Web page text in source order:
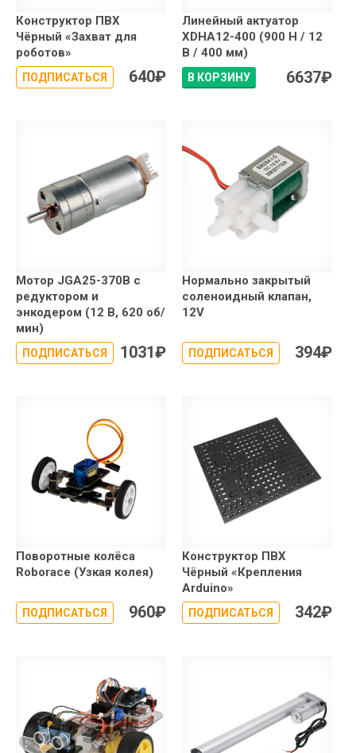
Конструктор ПВХ
Чёрный «Захват для
роботов»
ПОДПИСАТЬСЯ 640₽
Линейный актуатор
XDHA12-400 (900 Н / 12
В / 400 мм)
В КОРЗИНУ 6637₽
Мотор JGA25-370B с
редуктором и
энкодером (12 В, 620 об/
мин)
ПОДПИСАТЬСЯ 1031₽
Нормально закрытый
соленоидный клапан,
12V
ПОДПИСАТЬСЯ 394₽
Поворотные колёса
Roborace (Узкая колея)
ПОДПИСАТЬСЯ 960₽
Конструктор ПВХ
Чёрный «Крепления
Arduino»
ПОДПИСАТЬСЯ 342₽